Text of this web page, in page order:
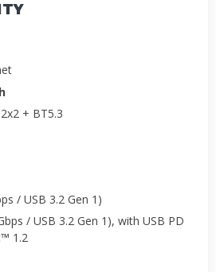
+ BT5.3
/ USB 3.2 Gen 1)
/ USB 3.2 Gen 1), with USB PD
1.2